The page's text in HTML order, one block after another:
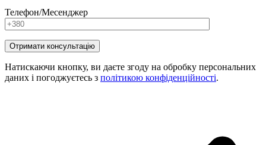
Телефон/Месенджер
Натискаючи кнопку, ви даєте згоду на обробку персональних
даних і погоджуєтесь з політикою конфіденційності.